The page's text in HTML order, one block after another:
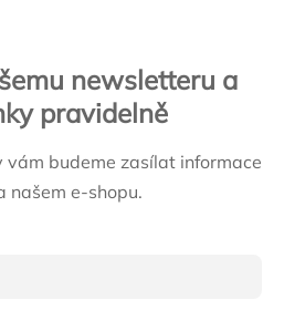
newsletteru a
pravidelně
budeme zasílat informace
našem e-shopu.